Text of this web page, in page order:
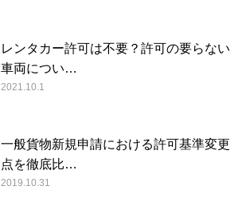
レンタカー許可は不要？許可の要らない
車両につい…
2021.10.1
一般貨物新規申請における許可基準変更
点を徹底比…
2019.10.31